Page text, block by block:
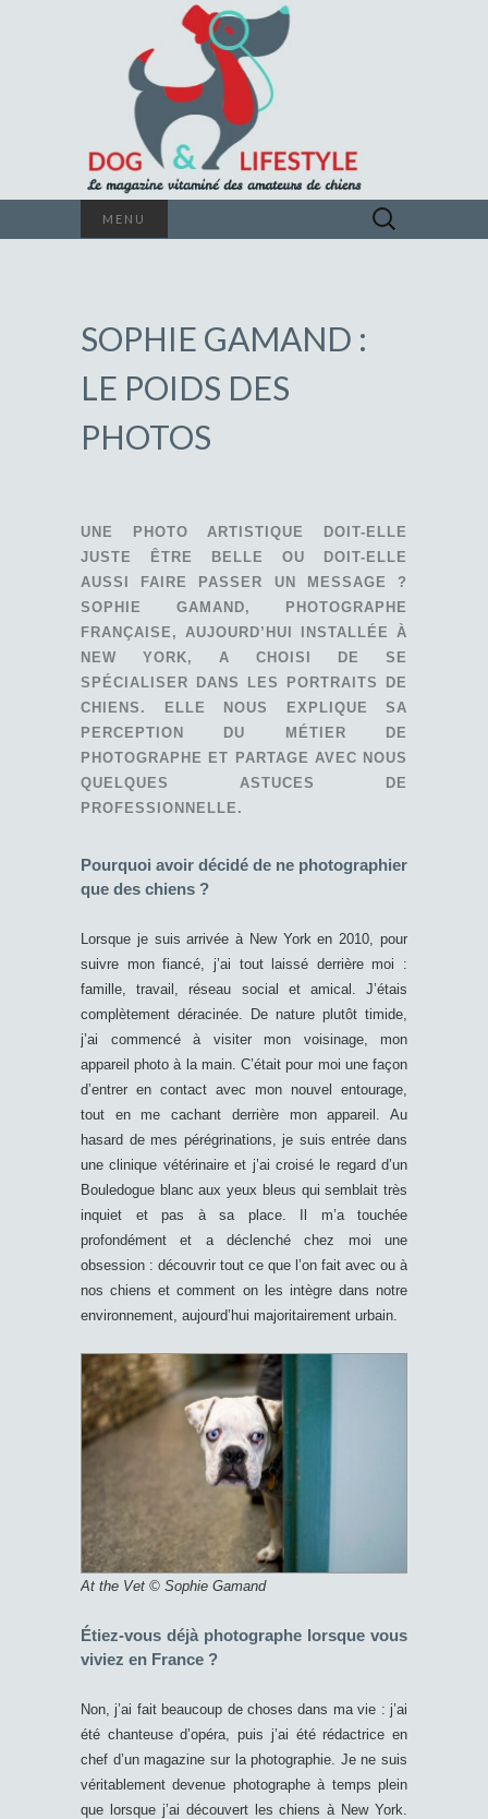
LIFESTYLE
Le magazine vitaminé des amateurs de
chiens
MENU Rechercher :
SOPHIE GAMAND :
LE POIDS DES
PHOTOS
UNE PHOTO ARTISTIQUE DOIT-ELLE
JUSTE ÊTRE BELLE OU DOIT-ELLE
AUSSI FAIRE PASSER UN MESSAGE ?
SOPHIE GAMAND, PHOTOGRAPHE
FRANÇAISE, AUJOURD’HUI INSTALLÉE À
NEW YORK, A CHOISI DE SE
SPÉCIALISER DANS LES PORTRAITS DE
CHIENS. ELLE NOUS EXPLIQUE SA
PERCEPTION DU MÉTIER DE
PHOTOGRAPHE ET PARTAGE AVEC NOUS
QUELQUES ASTUCES DE
PROFESSIONNELLE.
Pourquoi avoir décidé de ne photographier
que des chiens ?
Lorsque je suis arrivée à New York en 2010, pour
suivre mon fiancé, j’ai tout laissé derrière moi :
famille, travail, réseau social et amical. J’étais
complètement déracinée. De nature plutôt timide,
j’ai commencé à visiter mon voisinage, mon
appareil photo à la main. C’était pour moi une façon
d’entrer en contact avec mon nouvel entourage,
tout en me cachant derrière mon appareil. Au
hasard de mes pérégrinations, je suis entrée dans
une clinique vétérinaire et j’ai croisé le regard d’un
Bouledogue blanc aux yeux bleus qui semblait très
inquiet et pas à sa place. Il m’a touchée
profondément et a déclenché chez moi une
obsession : découvrir tout ce que l’on fait avec ou à
nos chiens et comment on les intègre dans notre
environnement, aujourd’hui majoritairement urbain.
At the Vet © Sophie Gamand
Étiez-vous déjà photographe lorsque vous
viviez en France ?
Non, j’ai fait beaucoup de choses dans ma vie : j’ai
été chanteuse d’opéra, puis j’ai été rédactrice en
chef d’un magazine sur la photographie. Je ne suis
véritablement devenue photographe à temps plein
que lorsque j’ai découvert les chiens à New York.